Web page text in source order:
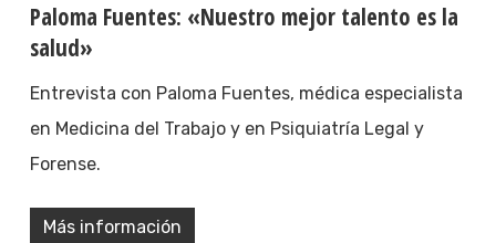
Paloma Fuentes: «Nuestro mejor talento es la
salud»
Entrevista con Paloma Fuentes, médica especialista
en Medicina del Trabajo y en Psiquiatría Legal y
Forense.
Más información